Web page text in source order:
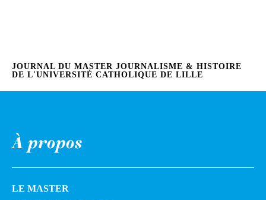
JOURNAL DU MASTER JOURNALISME & HISTOIRE
DE L'UNIVERSITÉ CATHOLIQUE DE LILLE
À propos
LE MASTER